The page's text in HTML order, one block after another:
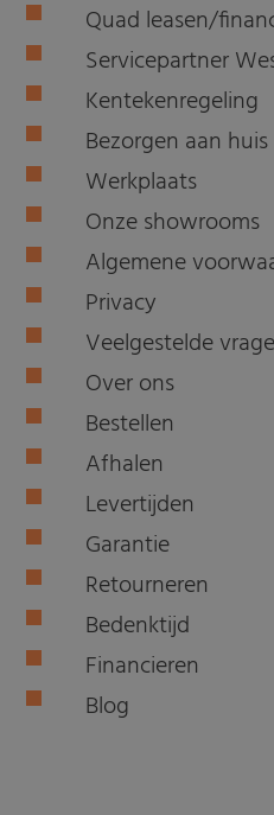
Quad leasen/
Servicepartner
Kentekenregeling
Bezorgen aan huis
Werkplaats
Onze showrooms
Algemene
Privacy
Veelgestelde
Over ons
Bestellen
Afhalen
Levertijden
Garantie
Retourneren
Bedenktijd
Financieren
Blog